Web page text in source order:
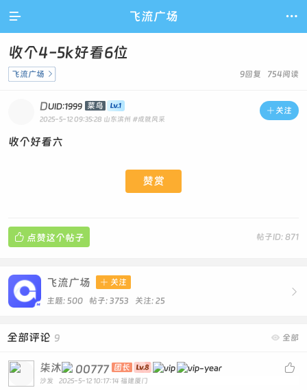
 飞流广场 
收个4-5k好看6位
9回复 754阅读
飞流广场 
 关注
DUID:1999 菜鸟
2025-5-12 09:35:28 山东滨州 #成就风采
收个好看六
赞赏
帖子ID: 871
 点赞这个帖子

飞流广场  关注
主题: 500 帖子: 3753 关注: 25
 全部
全部评论 9

柒沐 00777 团长
沙发 2025-5-12 10:17:14 福建厦门